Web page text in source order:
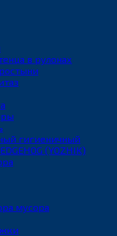
в рулонах
гигиеничный
(YOZHIK)
мусора